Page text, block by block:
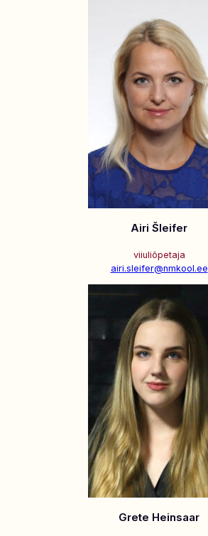
Airi Šleifer
viiuliõpetaja
airi.sleifer@nmkool.ee
Grete Heinsaar